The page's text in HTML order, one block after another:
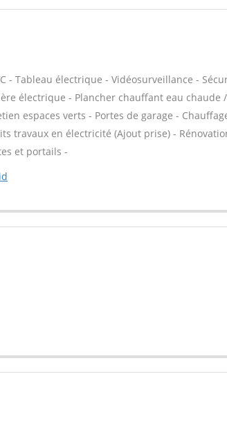
- Tableau électrique - Vidéosurveillance -
électrique - Plancher chauffant eau chaude
espaces verts - Portes de garage -
travaux en électricité (Ajout prise) -
et portails -